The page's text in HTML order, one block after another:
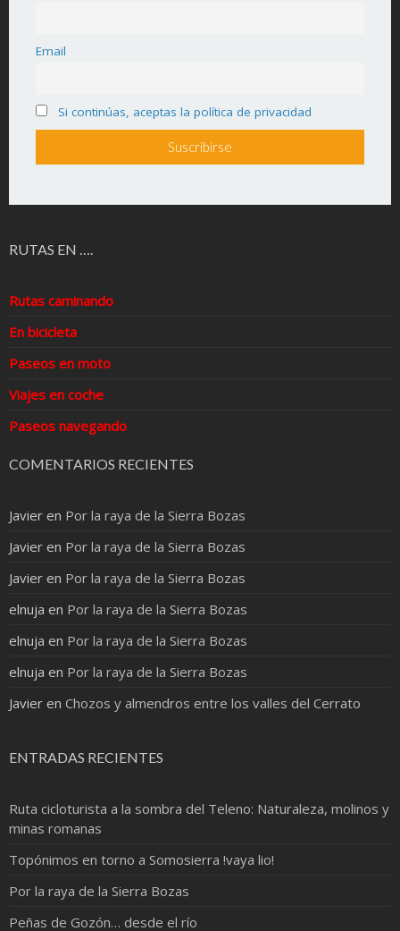
Email
Si continúas, aceptas la política de privacidad
RUTAS EN ….
Rutas caminando
En bicicleta
Paseos en moto
Viajes en coche
Paseos navegando
COMENTARIOS RECIENTES
Javier en Por la raya de la Sierra Bozas
Javier en Por la raya de la Sierra Bozas
Javier en Por la raya de la Sierra Bozas
elnuja en Por la raya de la Sierra Bozas
elnuja en Por la raya de la Sierra Bozas
elnuja en Por la raya de la Sierra Bozas
Javier en Chozos y almendros entre los valles del Cerrato
ENTRADAS RECIENTES
Ruta cicloturista a la sombra del Teleno: Naturaleza, molinos y
minas romanas
Topónimos en torno a Somosierra !vaya lio!
Por la raya de la Sierra Bozas
Peñas de Gozón… desde el río